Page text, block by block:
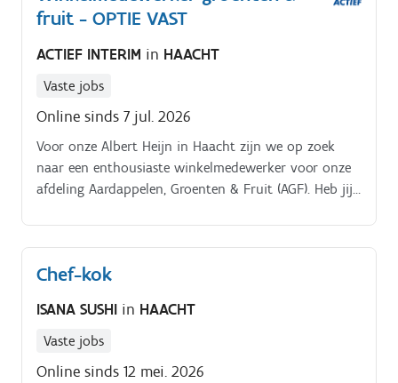
zorgt ervoor dat de zaal en bar steeds netjes en
fruit - OPTIE VAST
ACTIEF INTERIM in HAACHT
Vaste jobs
Online sinds 7 jul. 2026
Voor onze Albert Heijn in Haacht zijn we op zoek
naar een enthousiaste winkelmedewerker voor onze
afdeling Aardappelen, Groenten & Fruit (AGF). Heb jij
een dynamische omgeving?
Chef-kok
ISANA SUSHI in HAACHT
Vaste jobs
Online sinds 12 mei. 2026